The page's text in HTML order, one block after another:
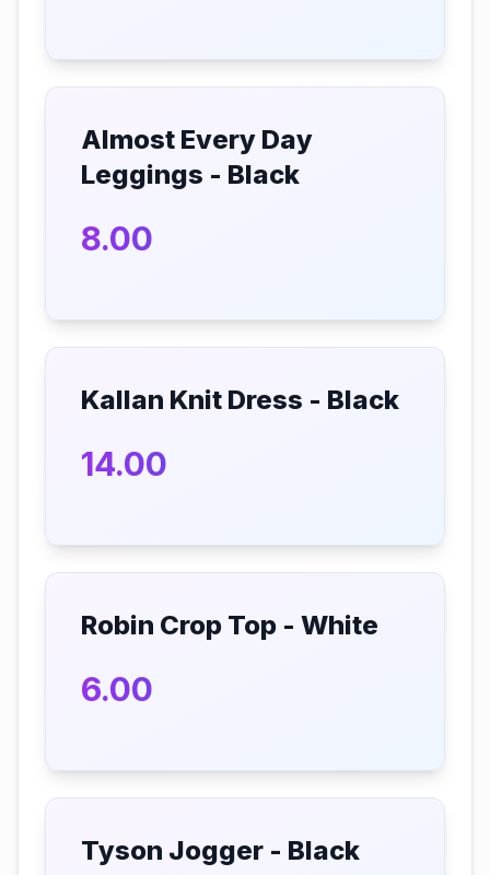
Almost Every Day
Leggings - Black
8.00
Kallan Knit Dress - Black
14.00
Robin Crop Top - White
6.00
Tyson Jogger - Black